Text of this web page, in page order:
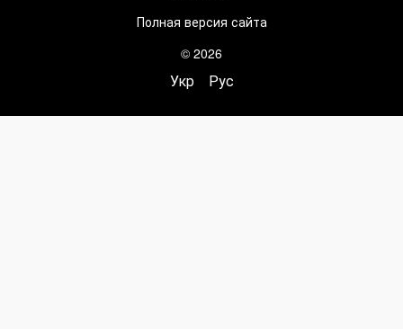
Полная версия сайта
© 2026
Укр Рус